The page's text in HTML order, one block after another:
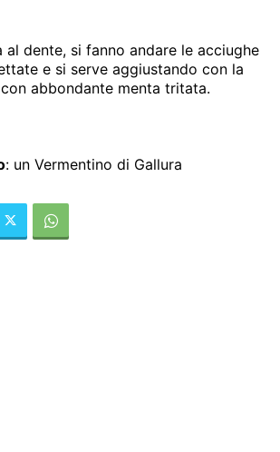
al dente, si fanno andare le acciughe
e si serve aggiustando con la
abbondante menta tritata.
: un Vermentino di Gallura